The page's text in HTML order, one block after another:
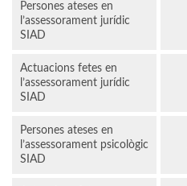
Persones ateses en
l’assessorament jurídic
SIAD
Actuacions fetes en
l’assessorament jurídic
SIAD
Persones ateses en
l’assessorament psicològic
SIAD